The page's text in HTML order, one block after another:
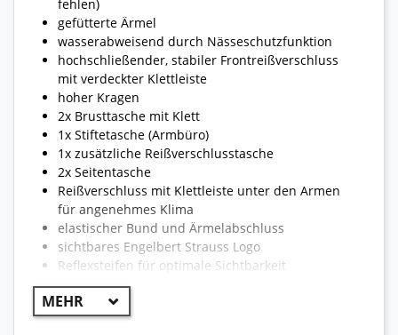
fehlen)
gefütterte Ärmel
wasserabweisend durch Nässeschutzfunktion
hochschließender, stabiler Frontreißverschluss
mit verdeckter Klettleiste
hoher Kragen
2x Brusttasche mit Klett
1x Stiftetasche (Armbüro)
1x zusätzliche Reißverschlusstasche
2x Seitentasche
Reißverschluss mit Klettleiste unter den Armen
für angenehmes Klima
elastischer Bund und Ärmelabschluss
sichtbares Engelbert Strauss Logo
Reflexsteifen für optimale Sichtbarkeit
reißfest und strapazierfähig